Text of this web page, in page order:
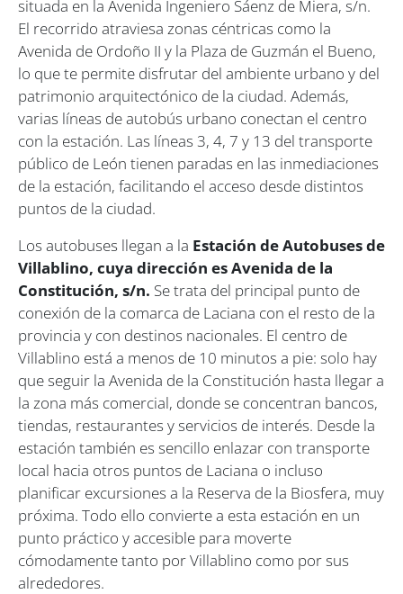
situada en la Avenida Ingeniero Sáenz de Miera, s/n.
El recorrido atraviesa zonas céntricas como la
Avenida de Ordoño II y la Plaza de Guzmán el Bueno,
lo que te permite disfrutar del ambiente urbano y del
patrimonio arquitectónico de la ciudad. Además,
varias líneas de autobús urbano conectan el centro
con la estación. Las líneas 3, 4, 7 y 13 del transporte
público de León tienen paradas en las inmediaciones
de la estación, facilitando el acceso desde distintos
puntos de la ciudad.
Los autobuses llegan a la Estación de Autobuses de
Villablino, cuya dirección es Avenida de la
Constitución, s/n. Se trata del principal punto de
conexión de la comarca de Laciana con el resto de la
provincia y con destinos nacionales. El centro de
Villablino está a menos de 10 minutos a pie: solo hay
que seguir la Avenida de la Constitución hasta llegar a
la zona más comercial, donde se concentran bancos,
tiendas, restaurantes y servicios de interés. Desde la
estación también es sencillo enlazar con transporte
local hacia otros puntos de Laciana o incluso
planificar excursiones a la Reserva de la Biosfera, muy
próxima. Todo ello convierte a esta estación en un
punto práctico y accesible para moverte
cómodamente tanto por Villablino como por sus
alrededores.